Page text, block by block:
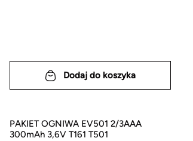
Dodaj do koszyka
PAKIET OGNIWA EV501 2/3AAA
300mAh 3,6V T161 T501